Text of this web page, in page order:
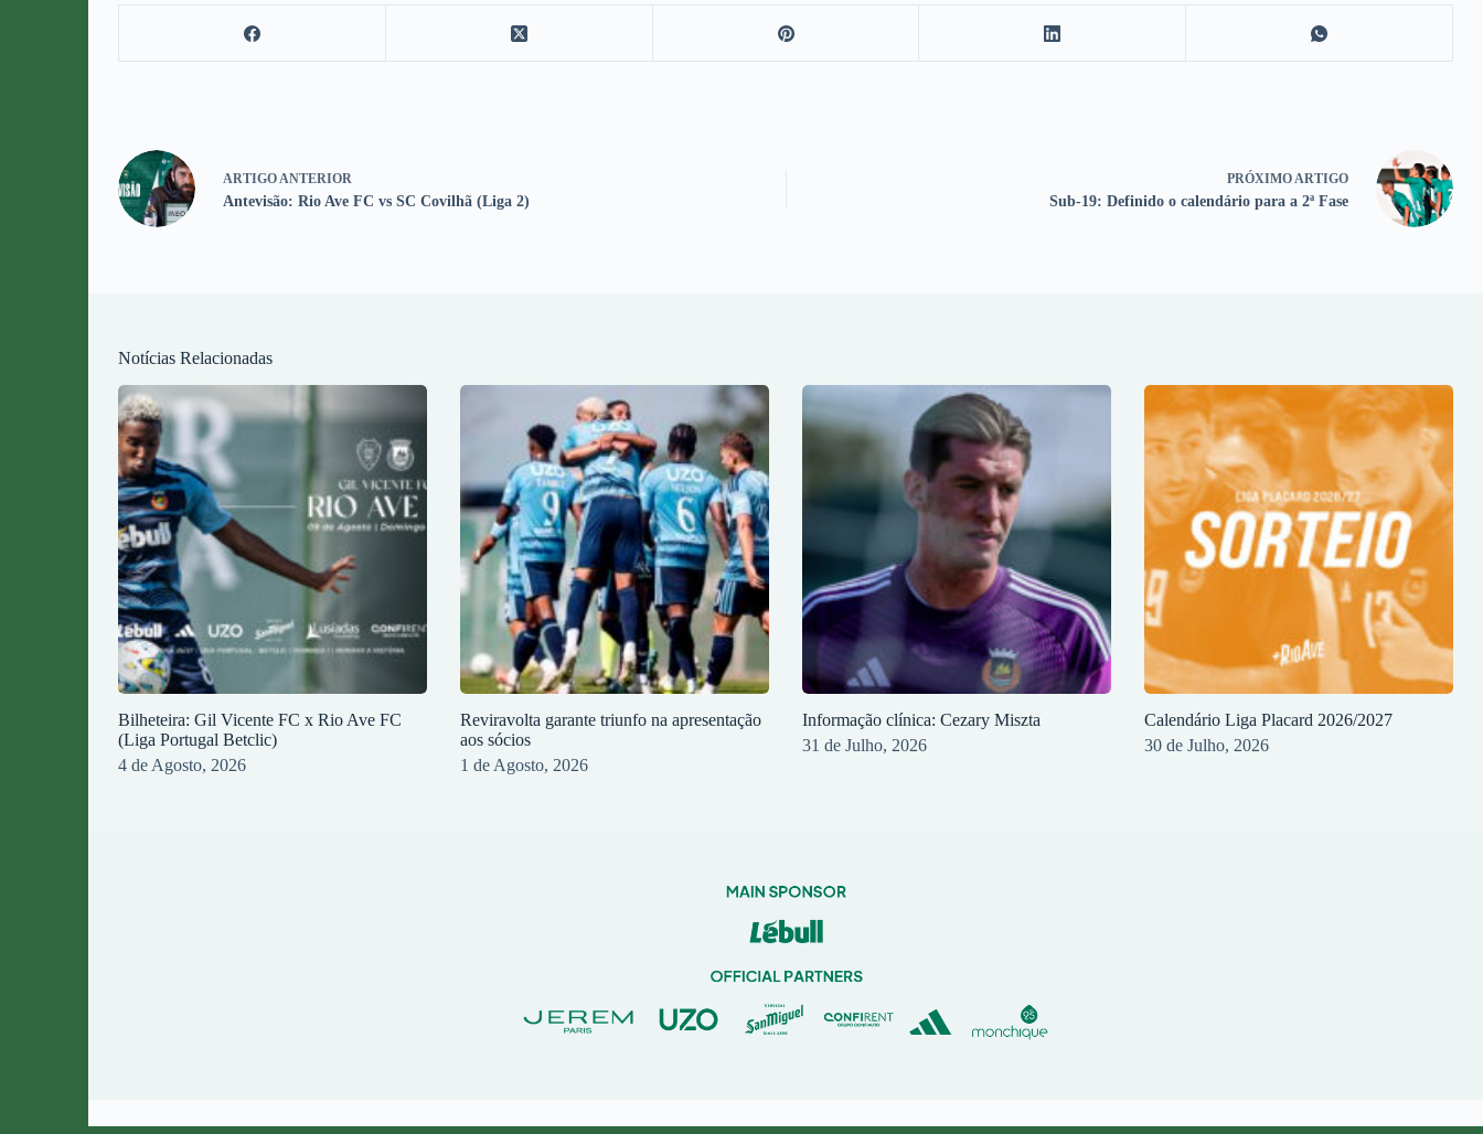
ARTIGO ANTERIOR
Antevisão: Rio Ave FC vs SC Covilhã (Liga 2)
PRÓXIMO ARTIGO
Sub-19: Definido o calendário para a 2ª Fase
Notícias Relacionadas
Bilheteira: Gil Vicente FC x Rio Ave FC
(Liga Portugal Betclic)
4 de Agosto, 2026
Reviravolta garante triunfo na apresentação
aos sócios
1 de Agosto, 2026
Informação clínica: Cezary Miszta
31 de Julho, 2026
Calendário Liga Placard 2026/2027
30 de Julho, 2026